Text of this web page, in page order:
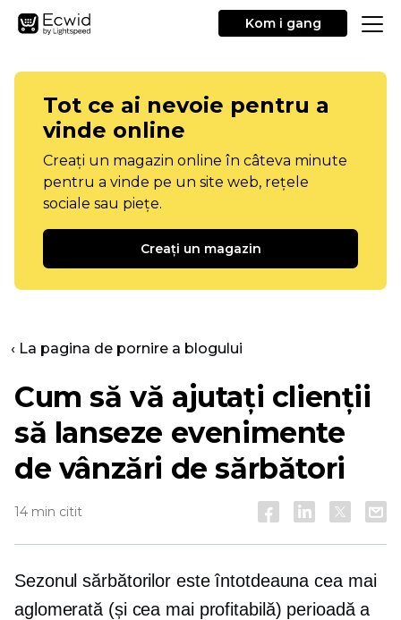
Kom i gang
Tot ce ai nevoie pentru a
vinde online
Creați un magazin online în câteva minute
pentru a vinde pe un site web, rețele
sociale sau piețe.
Creați un magazin
‹ La pagina de pornire a blogului
Cum să vă ajutați clienții
să lanseze evenimente
de vânzări de sărbători
14 min citit
Sezonul sărbătorilor este întotdeauna cea mai
aglomerată (și cea mai profitabilă) perioadă a